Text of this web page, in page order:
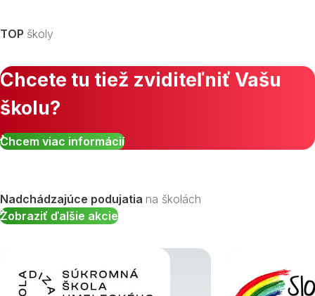
TOP školy
Chcete tu tiež zviditeľniť Vašu
školu?
Chcem viac informácií
Nadchádzajúce podujatia na školách
Zobraziť ďalšie akcie